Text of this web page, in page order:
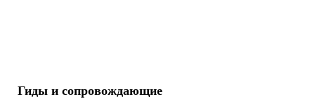
Гиды и сопровождающие